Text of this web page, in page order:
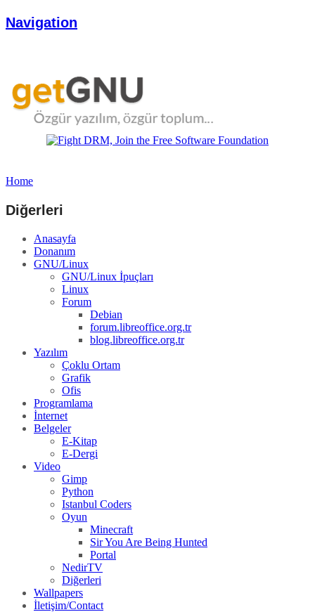
Navigation
Home
Diğerleri
Anasayfa
Donanım
GNU/Linux
GNU/Linux İpuçları
Linux
Forum
Debian
forum.libreoffice.org.tr
blog.libreoffice.org.tr
Yazılım
Çoklu Ortam
Grafik
Ofis
Programlama
İnternet
Belgeler
E-Kitap
E-Dergi
Video
Gimp
Python
Istanbul Coders
Oyun
Minecraft
Sir You Are Being Hunted
Portal
NedirTV
Diğerleri
Wallpapers
İletişim/Contact